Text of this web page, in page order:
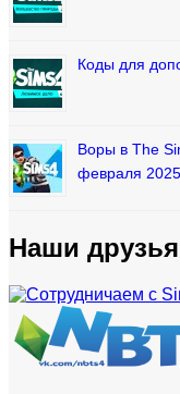
Коды для
Воры в The
февраля
Наши друзья